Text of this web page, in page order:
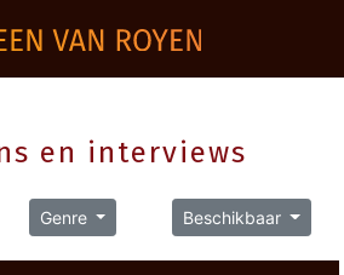
en interviews
Genre Beschikbaar